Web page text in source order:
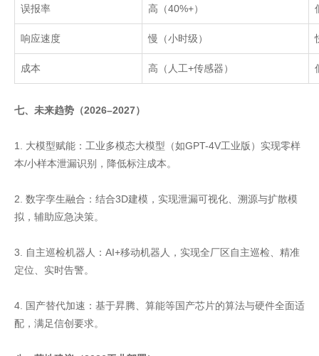
误报率 高（40%+）
响应速度 慢（小时级）
成本 高（人工+传感器）
七、未来趋势（2026–2027）
1. 大模型赋能：工业多模态大模型（如GPT-4V工业版）实现零样
本/小样本泄漏识别，降低标注成本。
2. 数字孪生融合：结合3D建模，实现泄漏可视化、溯源与扩散模
拟，辅助应急决策。
3. 自主巡检机器人：AI+移动机器人，实现全厂区自主巡检、精准
定位、实时告警。
4. 国产替代加速：基于昇腾、算能等国产芯片的算法与硬件全面适
配，满足信创要求。